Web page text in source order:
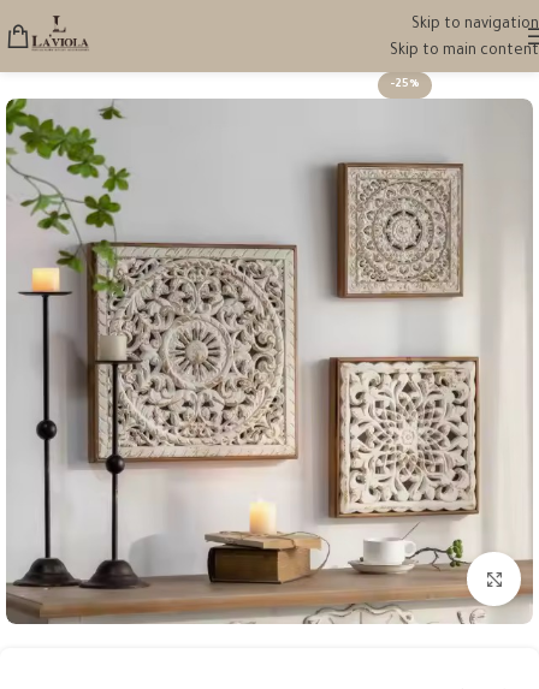
Skip to navigation
Skip to main content
-25%
انقر للتكبير